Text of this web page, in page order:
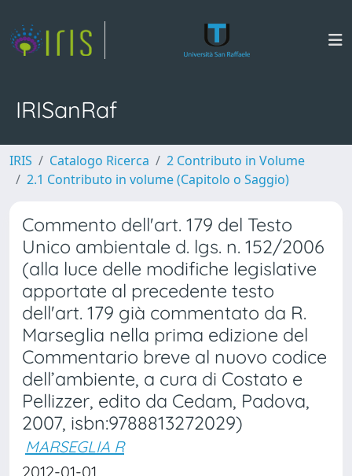
IRISanRaf
IRIS Catalogo Ricerca
2 Contributo in Volume
2.1 Contributo in volume (Capitolo o Saggio)
Commento dell'art. 179 del Testo
Unico ambientale d. lgs. n. 152/2006
(alla luce delle modifiche legislative
apportate al precedente testo
dell'art. 179 già commentato da R.
Marseglia nella prima edizione del
Commentario breve al nuovo codice
dell’ambiente, a cura di Costato e
Pellizzer, edito da Cedam, Padova,
2007, isbn:9788813272029)
MARSEGLIA R
2012-01-01